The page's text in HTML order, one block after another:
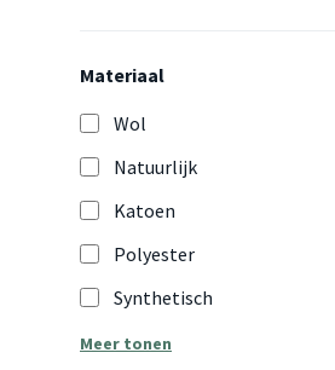
Materiaal
Wol
Natuurlijk
Katoen
Polyester
Synthetisch
Meer tonen